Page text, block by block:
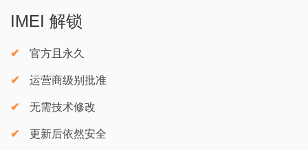
IMEI 解锁
官方且永久
运营商级别批准
无需技术修改
更新后依然安全